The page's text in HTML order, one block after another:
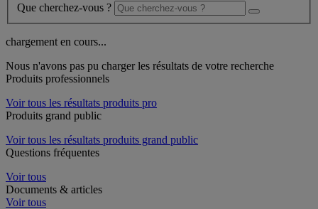
Que cherchez-vous ?
chargement en cours...
Nous n'avons pas pu charger les résultats de votre recherche
Produits professionnels
Voir tous les résultats produits pro
Produits grand public
Voir tous les résultats produits grand public
Questions fréquentes
Voir tous
Documents & articles
Voir tous